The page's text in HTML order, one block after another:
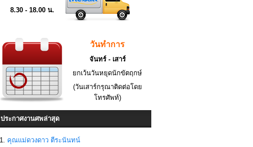
8.30 - 18.00 น.
วันทำการ
จันทร์ - เสาร์
ยกเว้นวันหยุดนักขัตฤกษ์
(วันเสาร์กรุณาติดต่อโดย
โทรศัพท์)
ประกาศงานศพล่าสุด
คุณแม่ดวงดาว ตีระนันทน์